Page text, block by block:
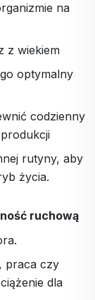
na
z wiekiem
optymalny
codzienny
rutyny, aby
życia.
ruchową
praca czy
dla